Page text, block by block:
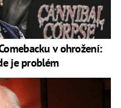
v ohrožení:
je problém